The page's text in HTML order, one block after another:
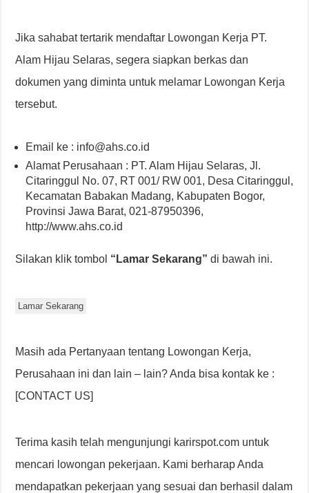
Jika sahabat tertarik mendaftar Lowongan Kerja PT.
Alam Hijau Selaras, segera siapkan berkas dan
dokumen yang diminta untuk melamar Lowongan Kerja
tersebut.
Email ke : info@ahs.co.id
Alamat Perusahaan : PT. Alam Hijau Selaras, Jl.
Citaringgul No. 07, RT 001/ RW 001, Desa Citaringgul,
Kecamatan Babakan Madang, Kabupaten Bogor,
Provinsi Jawa Barat, 021-87950396,
http://www.ahs.co.id
Silakan klik tombol “Lamar Sekarang” di bawah ini.
Lamar Sekarang
Masih ada Pertanyaan tentang Lowongan Kerja,
Perusahaan ini dan lain – lain? Anda bisa kontak ke :
[CONTACT US]
Terima kasih telah mengunjungi karirspot.com untuk
mencari lowongan pekerjaan. Kami berharap Anda
mendapatkan pekerjaan yang sesuai dan berhasil dalam